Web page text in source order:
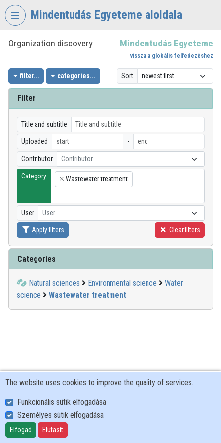
Skip header
Mindentudás Egyeteme aloldala
VIDEOTORIUM
MINDENTUDÁS
EGYETEME
Organization home
Log In
Organization discovery
Categories
Organization playlists
Organizations
Contributors
Organization discovery Mindentudás Egyeteme
vissza a globális felfedezéshez
filter... categories... Sort
Filter
Title and subtitle
Uploaded -
Contributor Contributor
Category
×
Wastewater treatment
User User
Apply filters Clear filters
Categories
Natural sciences Environmental science
Water
science
Wastewater treatment
User Policy
Adatkezelési tájékoztató (en)
Cookie Policy
The website uses cookies to improve the quality of services.
Funkcionális sütik elfogadása
Személyes sütik elfogadása
Elfogad Elutasít